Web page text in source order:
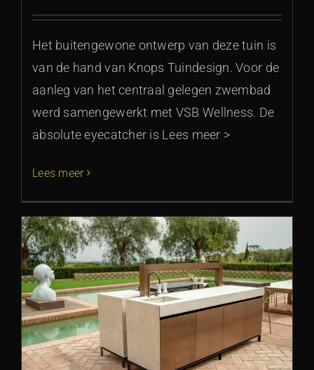
Het buitengewone ontwerp van deze tuin is
van de hand van Knops Tuindesign. Voor de
aanleg van het centraal gelegen zwembad
werd samengewerkt met VSB Wellness. De
absolute eyecatcher is Lees meer >
Lees meer